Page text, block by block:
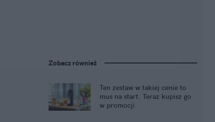
Zobacz również
Ten zestaw w takiej cenie to
mus na start. Teraz kupisz go
w promocji